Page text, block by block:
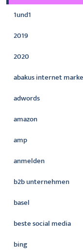
1und1
2019
2020
abakus internet
adwords
amazon
amp
anmelden
b2b unternehmen
basel
beste social media
bing